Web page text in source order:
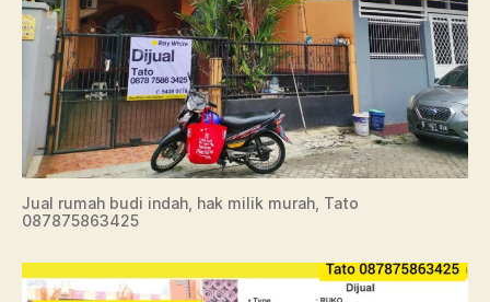
Jual rumah budi indah, hak milik murah, Tato
087875863425